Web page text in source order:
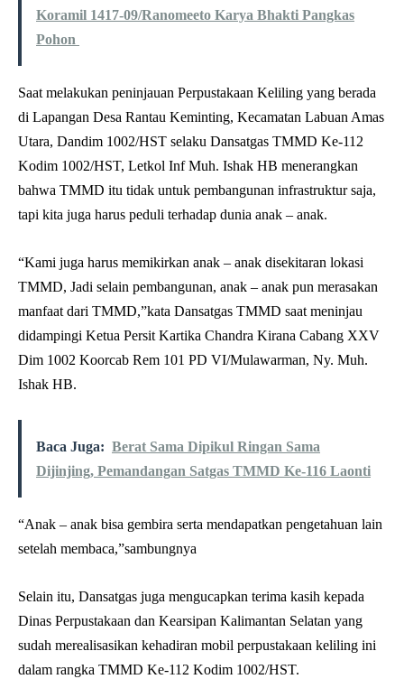
Koramil 1417-09/Ranomeeto Karya Bhakti Pangkas
Pohon
Saat melakukan peninjauan Perpustakaan Keliling yang berada
di Lapangan Desa Rantau Keminting, Kecamatan Labuan Amas
Utara, Dandim 1002/HST selaku Dansatgas TMMD Ke-112
Kodim 1002/HST, Letkol Inf Muh. Ishak HB menerangkan
bahwa TMMD itu tidak untuk pembangunan infrastruktur saja,
tapi kita juga harus peduli terhadap dunia anak – anak.
“Kami juga harus memikirkan anak – anak disekitaran lokasi
TMMD, Jadi selain pembangunan, anak – anak pun merasakan
manfaat dari TMMD,”kata Dansatgas TMMD saat meninjau
didampingi Ketua Persit Kartika Chandra Kirana Cabang XXV
Dim 1002 Koorcab Rem 101 PD VI/Mulawarman, Ny. Muh.
Ishak HB.
Baca Juga: Berat Sama Dipikul Ringan Sama
Dijinjing, Pemandangan Satgas TMMD Ke-116 Laonti
“Anak – anak bisa gembira serta mendapatkan pengetahuan lain
setelah membaca,”sambungnya
Selain itu, Dansatgas juga mengucapkan terima kasih kepada
Dinas Perpustakaan dan Kearsipan Kalimantan Selatan yang
sudah merealisasikan kehadiran mobil perpustakaan keliling ini
dalam rangka TMMD Ke-112 Kodim 1002/HST.